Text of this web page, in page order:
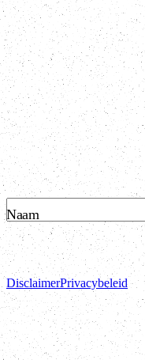
Naam
DisclaimerPrivacybeleid